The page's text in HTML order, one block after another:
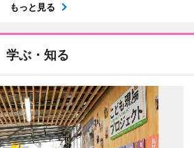
もっと見る
学ぶ・知る